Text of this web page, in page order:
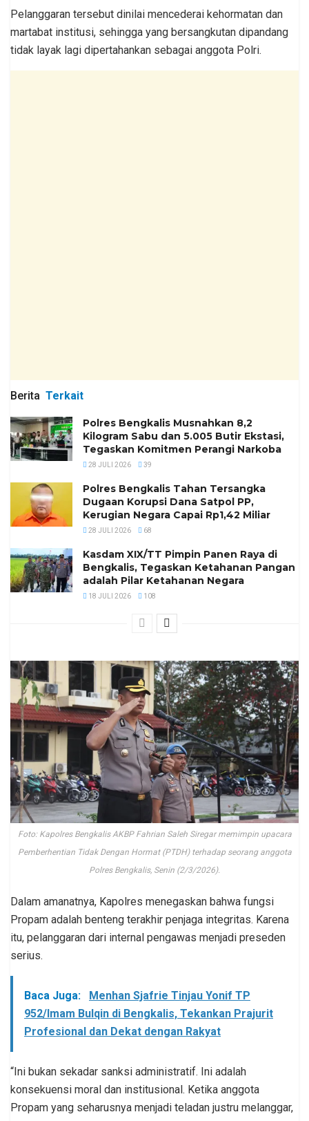
Pelanggaran tersebut dinilai mencederai kehormatan dan
martabat institusi, sehingga yang bersangkutan dipandang
tidak layak lagi dipertahankan sebagai anggota Polri.
Berita Terkait
Polres Bengkalis Musnahkan 8,2
Kilogram Sabu dan 5.005 Butir Ekstasi,
Tegaskan Komitmen Perangi Narkoba
28 JULI 2026 39
Polres Bengkalis Tahan Tersangka
Dugaan Korupsi Dana Satpol PP,
Kerugian Negara Capai Rp1,42 Miliar
28 JULI 2026 68
Kasdam XIX/TT Pimpin Panen Raya di
Bengkalis, Tegaskan Ketahanan Pangan
adalah Pilar Ketahanan Negara
18 JULI 2026 108
Foto: Kapolres Bengkalis AKBP Fahrian Saleh Siregar memimpin upacara
Pemberhentian Tidak Dengan Hormat (PTDH) terhadap seorang anggota
Polres Bengkalis, Senin (2/3/2026).
Dalam amanatnya, Kapolres menegaskan bahwa fungsi
Propam adalah benteng terakhir penjaga integritas. Karena
itu, pelanggaran dari internal pengawas menjadi preseden
serius.
Baca Juga:
Menhan Sjafrie Tinjau Yonif TP
952/Imam Bulqin di Bengkalis, Tekankan Prajurit
Profesional dan Dekat dengan Rakyat
“Ini bukan sekadar sanksi administratif. Ini adalah
konsekuensi moral dan institusional. Ketika anggota
Propam yang seharusnya menjadi teladan justru melanggar,